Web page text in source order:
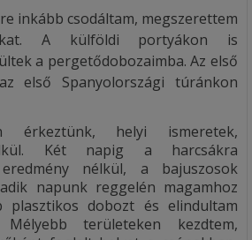
inkább csodáltam, megszerettem
A külföldi portyákon is
a pergetődobozaimba. Az első
első Spanyolországi túránkon
érkeztünk, helyi ismeretek,
Két napig a harcsákra
nélkül, a bajuszosok
napunk reggelén magamhoz
plasztikos dobozt és elindultam
területeken kezdtem,